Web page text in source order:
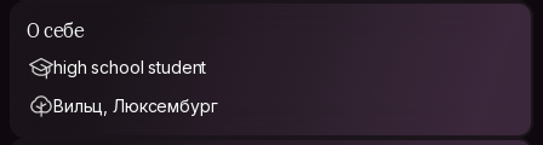
О себе
high school student
Вильц, Люксембург